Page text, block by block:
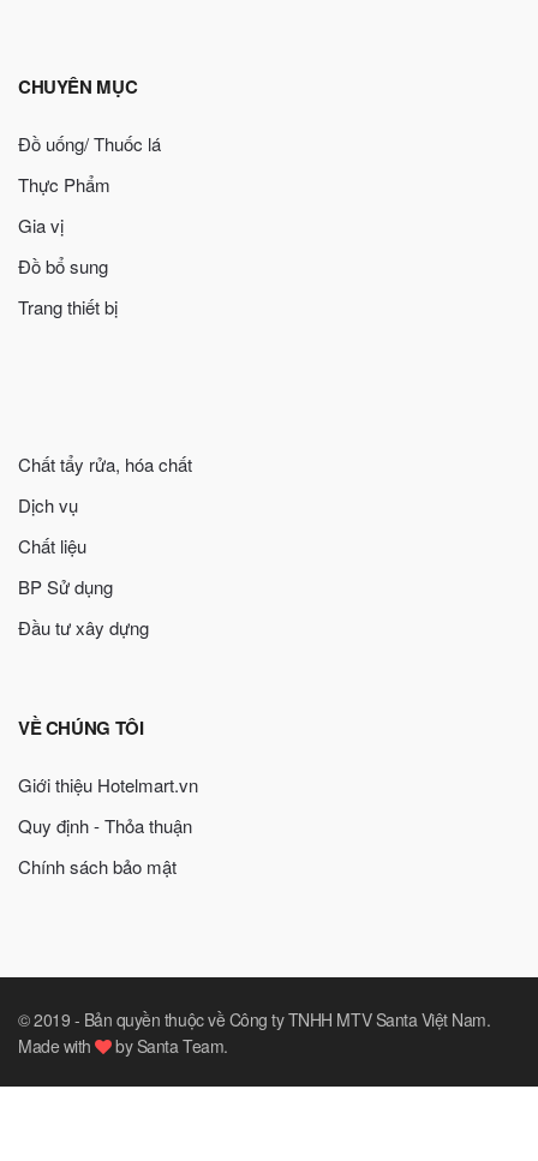
CHUYÊN MỤC
Đồ uống/ Thuốc lá
Thực Phẩm
Gia vị
Đồ bổ sung
Trang thiết bị
Chất tẩy rửa, hóa chất
Dịch vụ
Chất liệu
BP Sử dụng
Đầu tư xây dựng
VỀ CHÚNG TÔI
Giới thiệu Hotelmart.vn
Quy định - Thỏa thuận
Chính sách bảo mật
© 2019 - Bản quyền thuộc về Công ty TNHH MTV Santa Việt Nam.
Made with
by Santa Team.